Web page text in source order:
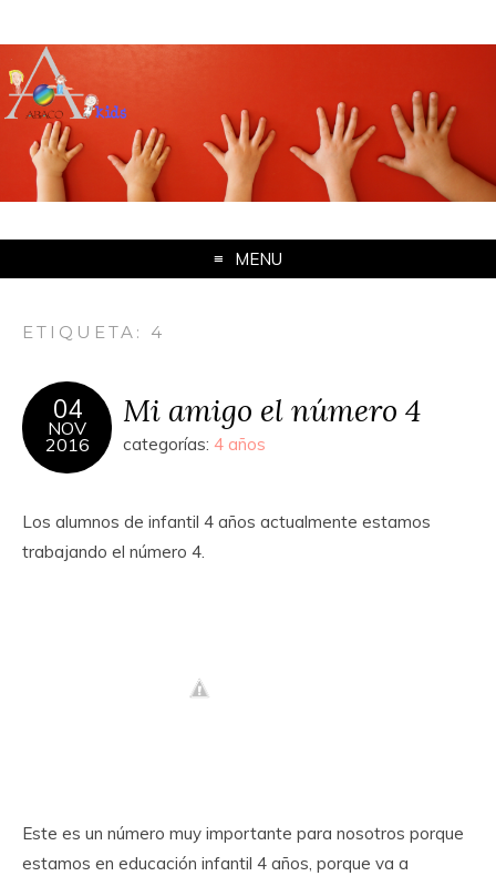
MENU
ETIQUETA: 4
04
NOV
2016
Mi amigo el número 4
categorías: 4 años
Los alumnos de infantil 4 años actualmente estamos
trabajando el número 4.
Este es un número muy importante para nosotros porque
estamos en educación infantil 4 años, porque va a